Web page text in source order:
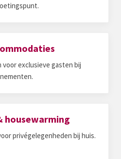
exclusieve gasten bij
housewarming
privégelegenheden bij huis.